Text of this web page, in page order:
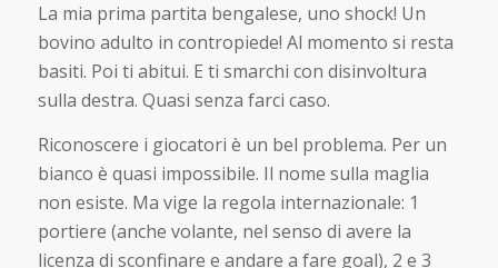
La mia prima partita bengalese, uno shock! Un
bovino adulto in contropiede! Al momento si resta
basiti. Poi ti abitui. E ti smarchi con disinvoltura
sulla destra. Quasi senza farci caso.
Riconoscere i giocatori è un bel problema. Per un
bianco è quasi impossibile. Il nome sulla maglia
non esiste. Ma vige la regola internazionale: 1
portiere (anche volante, nel senso di avere la
licenza di sconfinare e andare a fare goal), 2 e 3